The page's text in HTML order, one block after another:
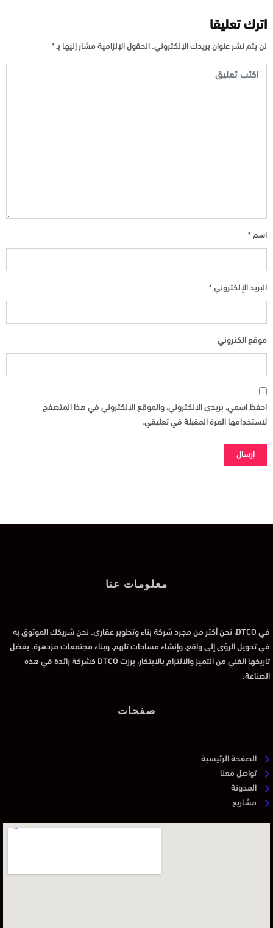
اترك تعليقا
لن يتم نشر عنوان بريدك الإلكتروني. الحقول الإلزامية مشار إليها بـ *
اسم *
البريد الإلكتروني *
موقع الكتروني
احفظ اسمي، بريدي الإلكتروني، والموقع الإلكتروني في هذا المتصفح
لاستخدامها المرة المقبلة في تعليقي.
معلومات عنا
في DTCO، نحن أكثر من مجرد شركة بناء وتطوير عقاري. نحن شريكك الموثوق به
في تحويل الرؤى إلى واقع، وإنشاء مساحات تلهم، وبناء مجتمعات مزدهرة. بفضل
تاريخها الغني من التميز والالتزام بالابتكار، برزت DTCO كشركة رائدة في هذه
الصناعة.
صفحات
الصفحة الرئيسية
تواصل معنا
المدونة
مشاريع